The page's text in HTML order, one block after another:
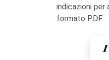
indicazioni per
formato PDF